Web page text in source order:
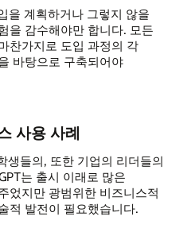
을 계획하거나 그렇지 않을
을 감수해야만 합니다. 모든
찬가지로 도입 과정의 각
바탕으로 구축되어야
사용 사례
생들의, 또한 기업의 리더들의
는 출시 이래로 많은
었지만 광범위한 비즈니스적
적 발전이 필요했습니다.